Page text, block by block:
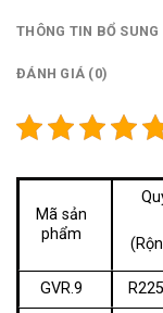
THÔNG TIN BỔ SUNG
ĐÁNH GIÁ (0)
Mã sản
phẩm
GVR.9